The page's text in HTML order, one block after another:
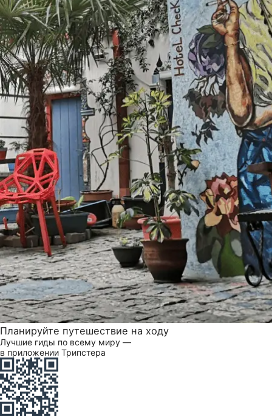
Планируйте путешествие на ходу
Лучшие гиды по всему миру —
в приложении Трипстера